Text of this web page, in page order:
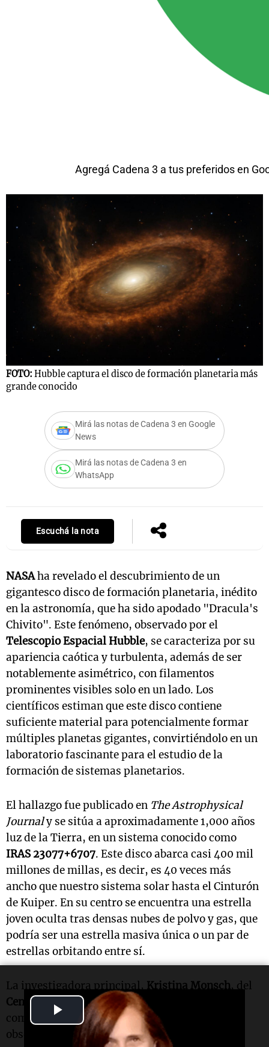
Play
Video
Agregá Cadena 3 a tus preferidos en
FOTO: Hubble captura el disco de formación planetaria más
grande conocido
Mirá las notas de Cadena 3 en Google
News
Mirá las notas de Cadena 3 en
WhatsApp
Escuchá la nota
NASAha revelado el descubrimiento de un
gigantesco disco de formación planetaria, inédito
en la astronomía, que ha sido apodado "Dracula's
Chivito". Este fenómeno, observado por el
Telescopio Espacial Hubble, se caracteriza por su
apariencia caótica y turbulenta, además de ser
notablemente asimétrico, con filamentos
prominentes visibles solo en un lado. Los
científicos estiman que este disco contiene
suficiente material para potencialmente formar
múltiples planetas gigantes, convirtiéndolo en un
laboratorio fascinante para el estudio de la
formación de sistemas planetarios.
El hallazgo fue publicado en The Astrophysical
Journaly se sitúa a aproximadamente 1,000 años
luz de la Tierra, en un sistema conocido como
IRAS 23077+6707. Este disco abarca casi 400 mil
millones de millas, es decir, es 40 veces más
ancho que nuestro sistema solar hasta el Cinturón
de Kuiper. En su centro se encuentra una estrella
joven oculta tras densas nubes de polvo y gas, que
podría ser una estrella masiva única o un par de
estrellas orbitando entre sí.
La investigadora principal, Kristina Monsch, del
Centro de Astrofísica | Harvard & Smithsonian
comentó: "El nivel de detalle que estamos
observando es raro en la imagen de discos